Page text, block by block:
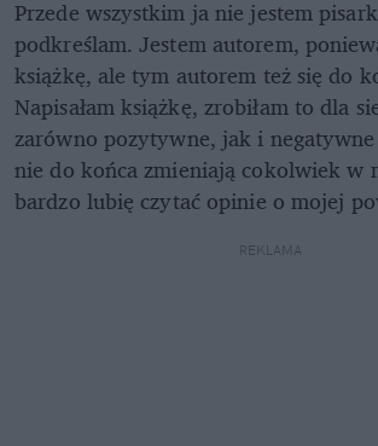
Przede wszystkim ja nie jestem
podkreślam. Jestem autorem,
książkę, ale tym autorem też się do
Napisałam książkę, zrobiłam to dla
zarówno pozytywne, jak i
nie do końca zmieniają cokolwiek w
bardzo lubię czytać opinie o mojej
REKLAMA